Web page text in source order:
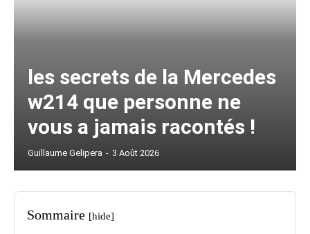
les secrets de la Mercedes
w214 que personne ne
vous a jamais racontés !
Guillaume Gelipera - 3 Août 2026
Sommaire [hide]